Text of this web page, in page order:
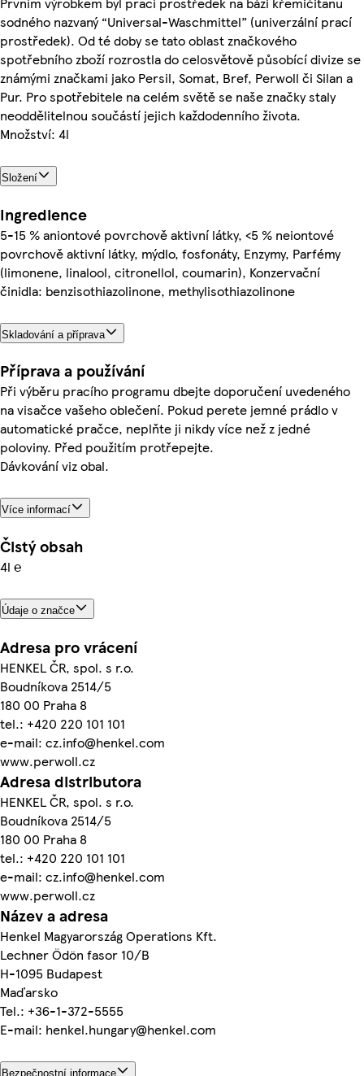
sodného nazvaný “Universal-Waschmittel” (univerzální prací
prostředek). Od té doby se tato oblast značkového
spotřebního zboží rozrostla do celosvětově působící divize se
známými značkami jako Persil, Somat, Bref, Perwoll či Silan a
Pur. Pro spotřebitele na celém světě se naše značky staly
neoddělitelnou součástí jejich každodenního života.
Množství: 4l
Složení
Ingredience
5-15 % aniontové povrchově aktivní látky, <5 % neiontové
povrchově aktivní látky, mýdlo, fosfonáty, Enzymy, Parfémy
(limonene, linalool, citronellol, coumarin), Konzervační
činidla: benzisothiazolinone, methylisothiazolinone
Skladování a příprava
Příprava a používání
Při výběru pracího programu dbejte doporučení uvedeného
na visačce vašeho oblečení. Pokud perete jemné prádlo v
automatické pračce, neplňte ji nikdy více než z jedné
poloviny. Před použitím protřepejte.
Dávkování viz obal.
Více informací
Čistý obsah
4l ℮
Údaje o značce
Adresa pro vrácení
HENKEL ČR, spol. s r.o.
Boudníkova 2514/5
180 00 Praha 8
tel.: +420 220 101 101
e-mail: cz.info@henkel.com
www.perwoll.cz
Adresa distributora
HENKEL ČR, spol. s r.o.
Boudníkova 2514/5
180 00 Praha 8
tel.: +420 220 101 101
e-mail: cz.info@henkel.com
www.perwoll.cz
Název a adresa
Henkel Magyarország Operations Kft.
Lechner Ödön fasor 10/B
H-1095 Budapest
Maďarsko
Tel.: +36-1-372-5555
E-mail: henkel.hungary@henkel.com
Bezpečnostní informace